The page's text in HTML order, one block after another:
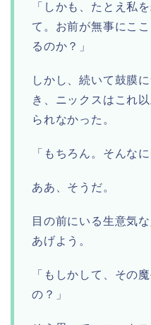
「しかも、たとえ私
て。お前が無事にこ
るのか？」
しかし、続いて鼓膜
き、ニックスはこれ
られなかった。
「もちろん。そんな
ああ、そうだ。
目の前にいる生意気
あげよう。
「もしかして、その
の？」